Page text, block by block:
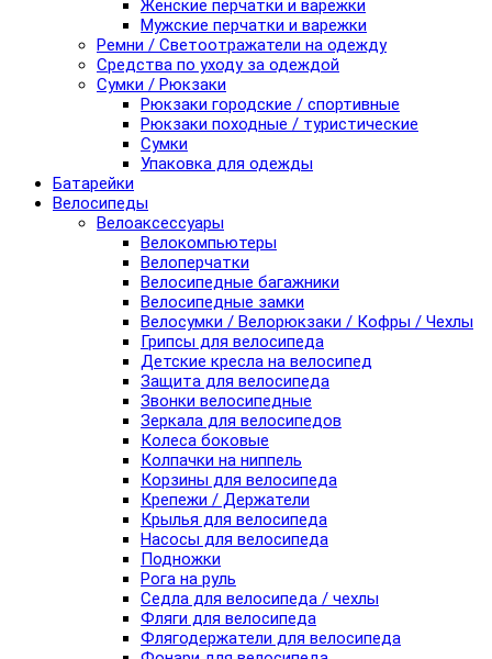
Женские перчатки и варежки
Мужские перчатки и варежки
Ремни / Светоотражатели на одежду
Средства по уходу за одеждой
Сумки / Рюкзаки
Рюкзаки городские / спортивные
Рюкзаки походные / туристические
Сумки
Упаковка для одежды
Батарейки
Велосипеды
Велоаксессуары
Велокомпьютеры
Велоперчатки
Велосипедные багажники
Велосипедные замки
Велосумки / Велорюкзаки / Кофры / Чехлы
Грипсы для велосипеда
Детские кресла на велосипед
Защита для велосипеда
Звонки велосипедные
Зеркала для велосипедов
Колеса боковые
Колпачки на ниппель
Корзины для велосипеда
Крепежи / Держатели
Крылья для велосипеда
Насосы для велосипеда
Подножки
Рога на руль
Седла для велосипеда / чехлы
Фляги для велосипеда
Флягодержатели для велосипеда